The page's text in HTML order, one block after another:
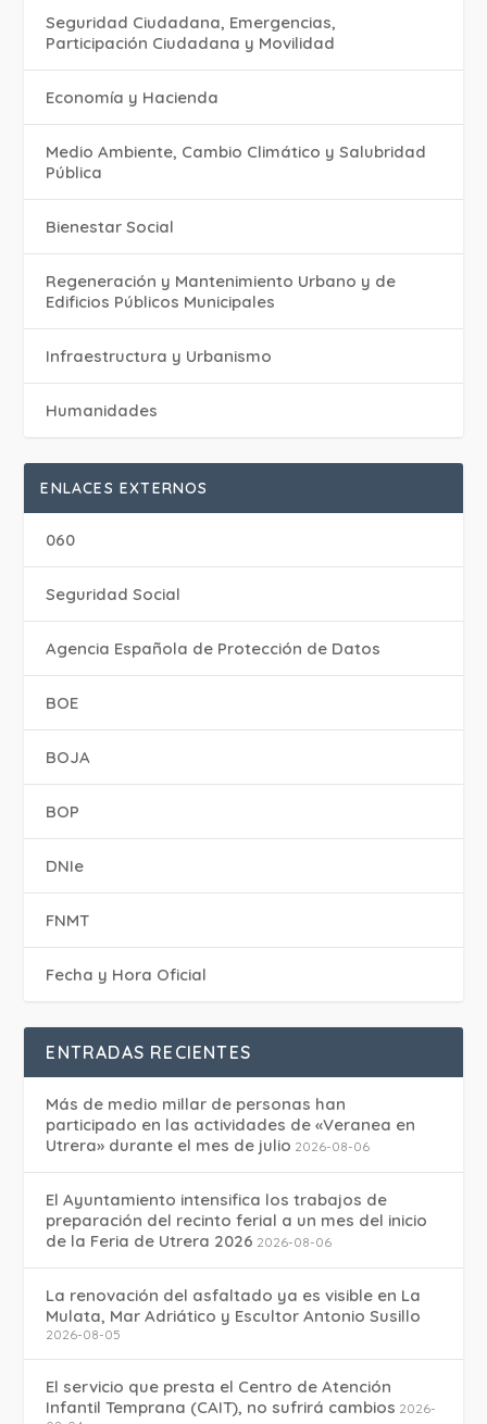
Seguridad Ciudadana, Emergencias,
Participación Ciudadana y Movilidad
Economía y Hacienda
Medio Ambiente, Cambio Climático y Salubridad
Pública
Bienestar Social
Regeneración y Mantenimiento Urbano y de
Edificios Públicos Municipales
Infraestructura y Urbanismo
Humanidades
ENLACES EXTERNOS
060
Seguridad Social
Agencia Española de Protección de Datos
BOE
BOJA
BOP
DNIe
FNMT
Fecha y Hora Oficial
ENTRADAS RECIENTES
Más de medio millar de personas han
participado en las actividades de «Veranea en
Utrera» durante el mes de julio 2026-08-06
El Ayuntamiento intensifica los trabajos de
preparación del recinto ferial a un mes del inicio
de la Feria de Utrera 2026 2026-08-06
La renovación del asfaltado ya es visible en La
Mulata, Mar Adriático y Escultor Antonio Susillo
2026-08-05
El servicio que presta el Centro de Atención
Infantil Temprana (CAIT), no sufrirá cambios 2026-